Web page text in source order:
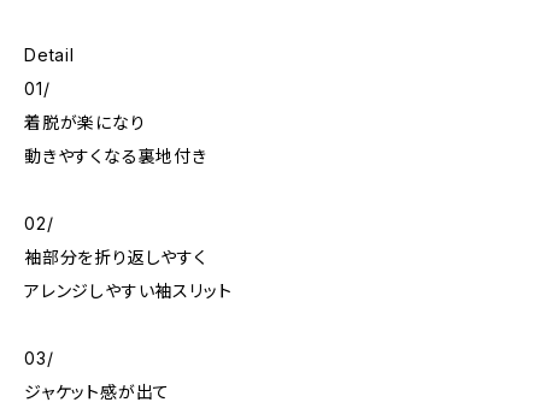
Detail
01/
着脱が楽になり
動きやすくなる裏地付き
02/
袖部分を折り返しやすく
アレンジしやすい袖スリット
03/
ジャケット感が出て